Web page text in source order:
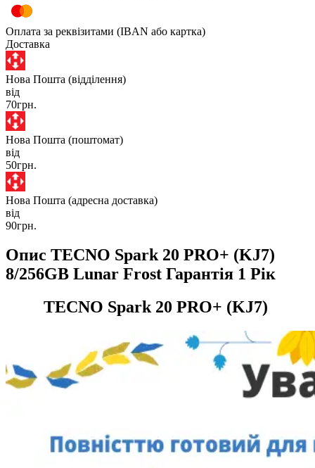
Оплата за реквізитами (IBAN або картка)
Доставка
Нова Пошта (відділення)
від
70грн.
Нова Пошта (поштомат)
від
50грн.
Нова Пошта (адресна доставка)
від
90грн.
Опис TECNO Spark 20 PRO+ (KJ7)
8/256GB Lunar Frost Гарантія 1 Рік
TECNO Spark 20 PRO+ (KJ7)